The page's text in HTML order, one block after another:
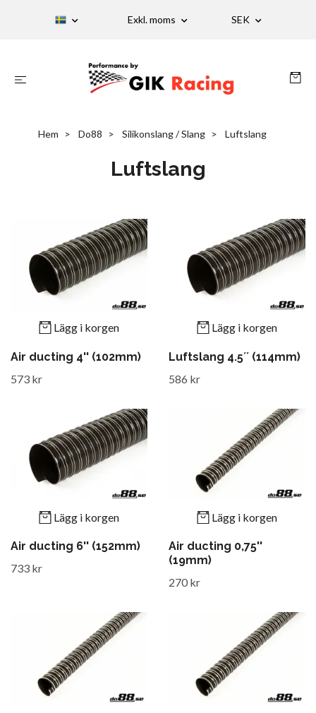
Exkl. moms SEK
Hem Do88 Silikonslang / Slang Luftslang
Luftslang
Lägg i korgen
Air ducting 4'' (102mm)
573 kr
Lägg i korgen
Luftslang 4.5´´ (114mm)
586 kr
Lägg i korgen
Air ducting 6'' (152mm)
733 kr
Lägg i korgen
Air ducting 0,75''
(19mm)
270 kr